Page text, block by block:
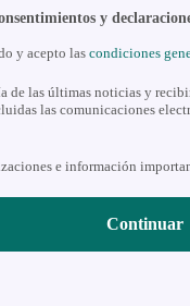
y
y acepto las condiciones
de las últimas noticias y
las comunicaciones
e información
Continuar